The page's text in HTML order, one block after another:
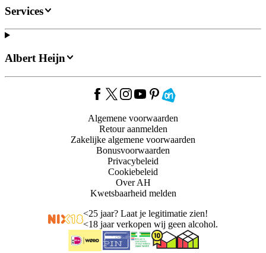
Services
Albert Heijn
Algemene voorwaarden
Retour aanmelden
Zakelijke algemene voorwaarden
Bonusvoorwaarden
Privacybeleid
Cookiebeleid
Over AH
Kwetsbaarheid melden
<25 jaar? Laat je legitimatie zien!
<18 jaar verkopen wij geen alcohol.